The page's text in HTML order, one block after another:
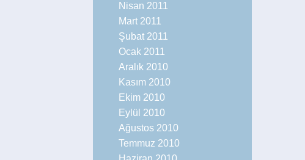
Nisan 2011
Mart 2011
Şubat 2011
Ocak 2011
Aralık 2010
Kasım 2010
Ekim 2010
Eylül 2010
Ağustos 2010
Temmuz 2010